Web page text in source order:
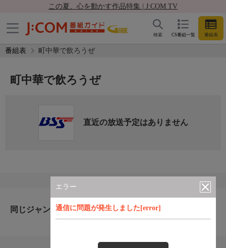
この夏、心を動かす作品特集 | J:COM TV
CS番組一覧 番組表
検索
番組表 町中華で飲ろうぜ
エラー
通信に問題が発生しました[error]
町中華で飲ろうぜ
直近の放送予定はありません
同じジャンルのおすすめ番組